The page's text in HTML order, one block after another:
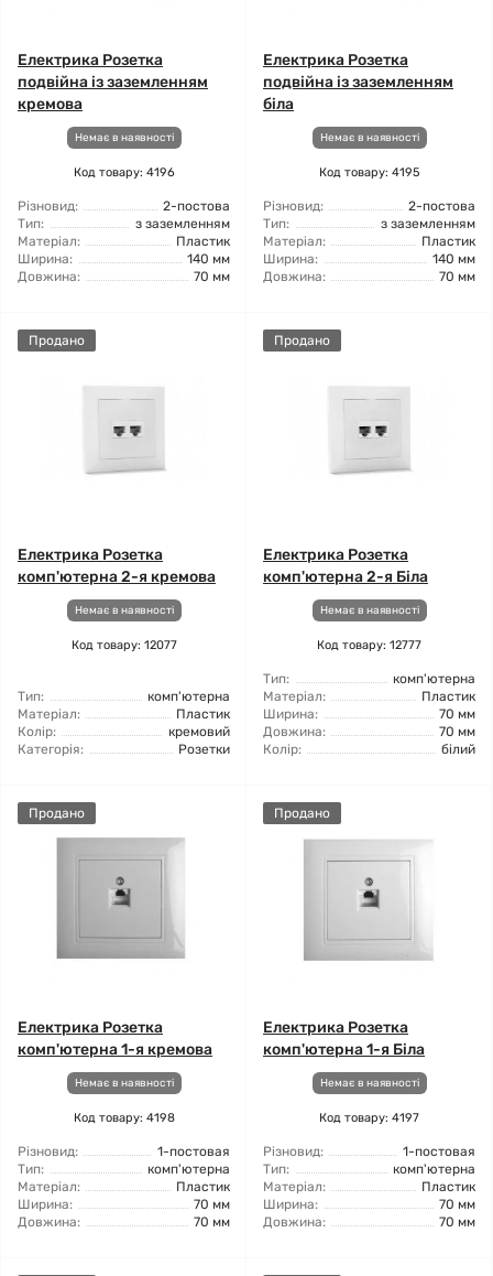
Електрика Розетка
подвійна із заземленням
кремова
Немає в наявності
Код товару: 4196
Різновид:
2-постова
Тип:
з заземленням
Матеріал:
Пластик
Ширина:
140 мм
Довжина:
70 мм
Електрика Розетка
подвійна із заземленням
біла
Немає в наявності
Код товару: 4195
Різновид:
2-постова
Тип:
з заземленням
Матеріал:
Пластик
Ширина:
140 мм
Довжина:
70 мм
Продано
Електрика Розетка
комп'ютерна 2-я кремова
Немає в наявності
Код товару: 12077
Тип:
комп'ютерна
Матеріал:
Пластик
Колір:
кремовий
Категорія:
Розетки
Продано
Електрика Розетка
комп'ютерна 2-я Біла
Немає в наявності
Код товару: 12777
Тип:
комп'ютерна
Матеріал:
Пластик
Ширина:
70 мм
Довжина:
70 мм
Колір:
білий
Продано
Електрика Розетка
комп'ютерна 1-я кремова
Немає в наявності
Код товару: 4198
Різновид:
1-постовая
Тип:
комп'ютерна
Матеріал:
Пластик
Ширина:
70 мм
Довжина:
70 мм
Продано
Електрика Розетка
комп'ютерна 1-я Біла
Немає в наявності
Код товару: 4197
Різновид:
1-постовая
Тип:
комп'ютерна
Матеріал:
Пластик
Ширина:
70 мм
Довжина:
70 мм